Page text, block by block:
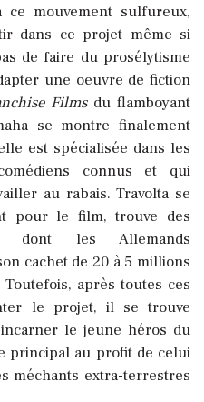
ce mouvement sulfureux,
dans ce projet même si
de faire du prosélytisme
une oeuvre de fiction
Filmsdu flamboyant
se montre finalement
est spécialisée dans les
connus et qui
au rabais. Travolta se
pour le film, trouve des
dont les Allemands
cachet de 20 à 5 millions
après toutes ces
le projet, il se trouve
le jeune héros du
principal au profit de celui
méchants extra-terrestres